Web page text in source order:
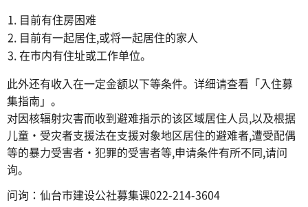
目前有住房困难
目前有一起居住,或将一起居住的家人
在市内有住址或工作单位。
此外还有收入在一定金额以下等条件。详细请查看「入住募
集指南」。
对因核辐射灾害而收到避难指示的该区域居住人员,以及根据
儿童・受灾者支援法在支援对象地区居住的避难者,遭受配偶
等的暴力受害者・犯罪的受害者等,申请条件有所不同,请问
询。
问询：仙台市建设公社募集课022-214-3604